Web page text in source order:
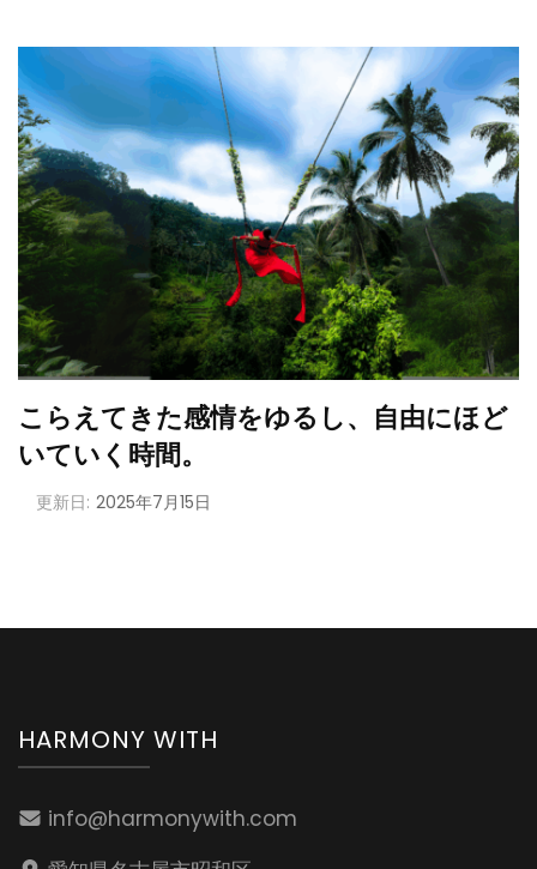
こらえてきた感情をゆるし、自由にほど
いていく時間。
更新日: 2025年7月15日
HARMONY WITH
info@harmonywith.com